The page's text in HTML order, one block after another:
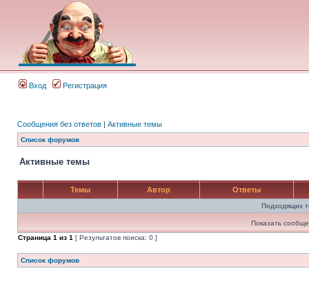
Вход Регистрация
Сообщения без ответов | Активные темы
Список форумов
Активные темы
Темы Автор Ответы
Подходящих
Показать
Страница 1 из 1 [ Результатов поиска: 0 ]
Список форумов